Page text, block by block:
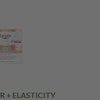
+ ELASTICITY